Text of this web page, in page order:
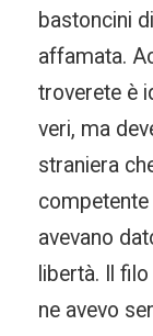
bastoncini
affamata.
troverete è
veri, ma
straniera
competente
avevano
libertà. Il
ne avevo